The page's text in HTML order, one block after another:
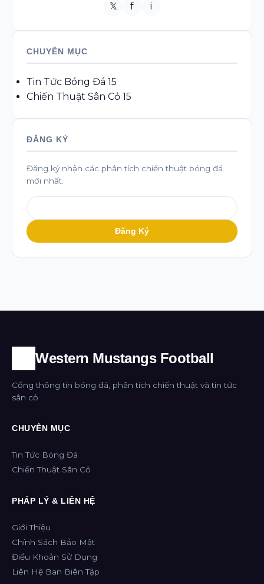
𝕏 f i
CHUYÊN MỤC
Tin Tức Bóng Đá 15
Chiến Thuật Sân Cỏ 15
ĐĂNG KÝ
Đăng ký nhận các phân tích chiến thuật bóng đá
mới nhất.
Đăng Ký
Western Mustangs Football
Cổng thông tin bóng đá, phân tích chiến thuật và tin tức
sân cỏ
CHUYÊN MỤC
Tin Tức Bóng Đá
Chiến Thuật Sân Cỏ
PHÁP LÝ & LIÊN HỆ
Giới Thiệu
Chính Sách Bảo Mật
Điều Khoản Sử Dụng
Liên Hệ Ban Biên Tập